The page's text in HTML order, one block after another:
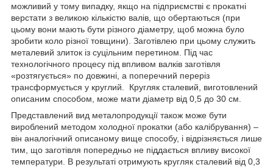
можливий у тому випадку, якщо на підприємстві є прокатні
верстати з великою кількістю валів, що обертаються (при
цьому вони мають бути різного діаметру, щоб можна було
зробити коло різної товщини). Заготівлею при цьому служить
металевий злиток із суцільним перетином. Під час
технологічного процесу під впливом валків заготівля
«розтягується» по довжині, а поперечний переріз
трансформується у круглий. Кругляк сталевий, виготовлений
описаним способом, може мати діаметр від 0,5 до 30 см.
Представлений вид металопродукції також може бути
вироблений методом холодної прокатки (або калібрування) –
він аналогічний описаному вище способу, і відрізняється лише
тим, що заготівля попередньо не піддається впливу високої
температури. В результаті отримують кругляк сталевий від 0,3